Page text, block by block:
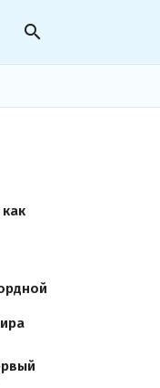
search